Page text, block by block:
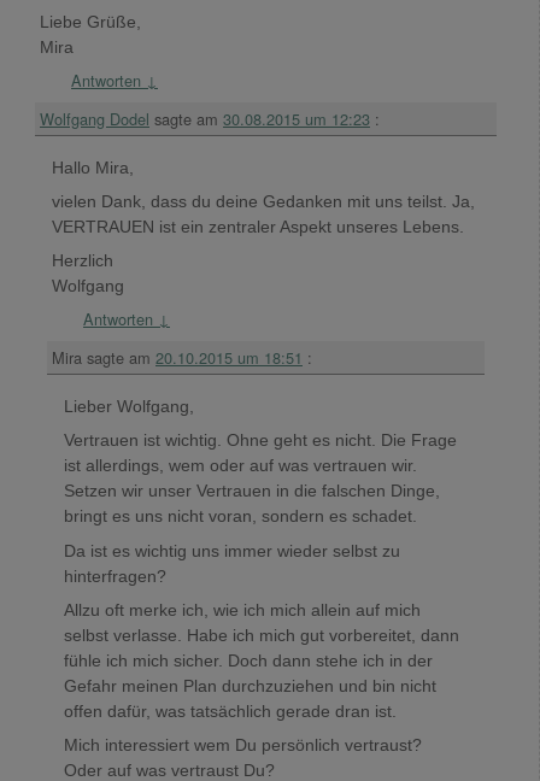
Liebe Grüße,
Mira
Antworten ↓
Wolfgang Dodel sagte am 30.08.2015 um 12:23 :
Hallo Mira,
vielen Dank, dass du deine Gedanken mit uns teilst. Ja,
VERTRAUEN ist ein zentraler Aspekt unseres Lebens.
Herzlich
Wolfgang
Antworten ↓
Mira sagte am 20.10.2015 um 18:51 :
Lieber Wolfgang,
Vertrauen ist wichtig. Ohne geht es nicht. Die Frage
ist allerdings, wem oder auf was vertrauen wir.
Setzen wir unser Vertrauen in die falschen Dinge,
bringt es uns nicht voran, sondern es schadet.
Da ist es wichtig uns immer wieder selbst zu
hinterfragen?
Allzu oft merke ich, wie ich mich allein auf mich
selbst verlasse. Habe ich mich gut vorbereitet, dann
fühle ich mich sicher. Doch dann stehe ich in der
Gefahr meinen Plan durchzuziehen und bin nicht
offen dafür, was tatsächlich gerade dran ist.
Mich interessiert wem Du persönlich vertraust?
Oder auf was vertraust Du?